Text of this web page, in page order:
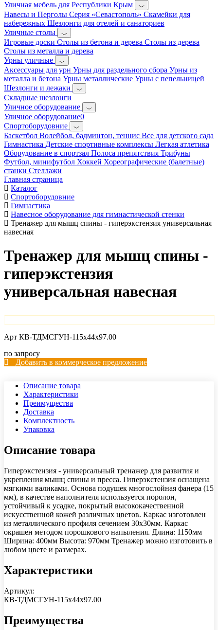
Уличная мебель для Республики Крым
Навесы и Перголы Серия «Севастополь» Скамейки для
набережных Шезлонги для отелей и санаториев
Уличные столы
Игровые доски Столы из бетона и дерева Столы из дерева
Столы из металла и дерева
Урны уличные
Аксессуары для урн Урны для раздельного сбора Урны из
металла и бетона Урны металлические Урны с пепельницей
Шезлонги и лежаки
Складные шезлонги
Уличное оборудование
Уличное оборудование0
Спортоборудовние
Баскетбол Волейбол, бадминтон, теннис Все для детского сада
Гимнастика Детские спортивные комплексы Легкая атлетика
Оборудование в спортзал Полоса препятствия Трибуны
Футбол, минифутбол Хоккей Хореографические (балетные)
станки Стеллажи
Главная страница
Каталог
Спортоборудовние
Гимнастика
Навесное оборудование для гимнастической стенки
Тренажер для мышц спины - гиперэкстензия универсальная
навесная
Тренажер для мышц спины -
гиперэкстензия
универсальная навесная
Арт КВ-ТДМСГУН-115х44х97.00
по запросу
Добавить в коммерческое предложение
Описание товара
Характеристики
Преимущества
Доставка
Комплектность
Упаковка
Описание товара
Гиперэкстензия - универсальный тренажер для развития и
укрепления мышц спины и пресса. Гиперэкстензия оснащена
мягкими валиками. Основа подушек многослойная фанера (15
мм), в качестве наполнителя используется поролон,
устойчивый к усадке, покрытый высококачественной
искусственной кожей различных цветов. Каркас изготовлен
из металлического профиля сечением 30х30мм. Каркас
окрашен методом порошкового напыления. Длина: 1150мм
Ширина: 400мм Высота: 970мм Тренажер можно изготовить в
любом цвете и размерах.
Характеристики
Артикул:
КВ-ТДМСГУН-115х44х97.00
Преимущества